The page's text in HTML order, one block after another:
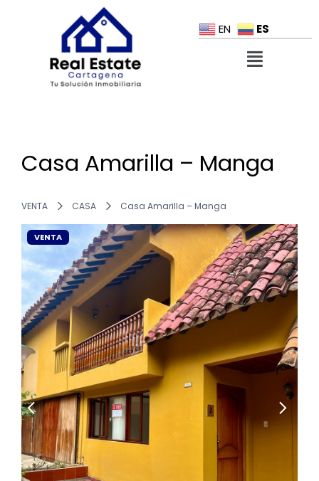
EN ES
Casa Amarilla – Manga
VENTA CASA Casa Amarilla – Manga
VENTA